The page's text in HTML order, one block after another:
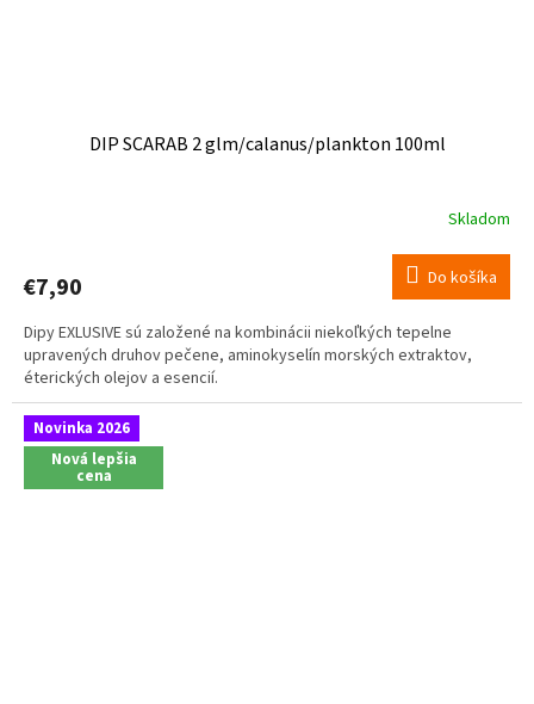
DIP SCARAB 2 glm/calanus/plankton 100ml
Skladom
€7,90 Do košíka
Dipy EXLUSIVE sú založené na kombinácii niekoľkých tepelne
upravených druhov pečene, aminokyselín morských extraktov,
éterických olejov a esencií.
Novinka 2026
Nová lepšia
cena